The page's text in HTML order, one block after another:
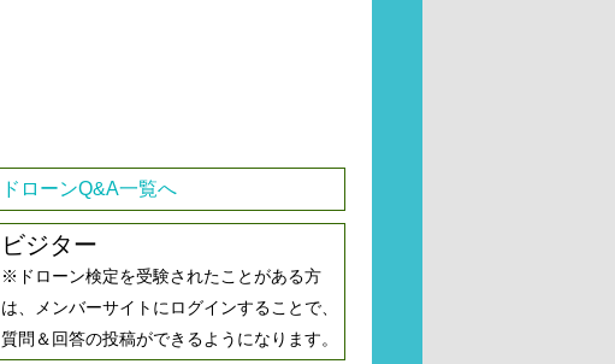
ドローンQ&A一覧へ
ビジター
※ドローン検定を受験されたことがある方
は、メンバーサイトにログインすることで、
質問＆回答の投稿ができるようになります。